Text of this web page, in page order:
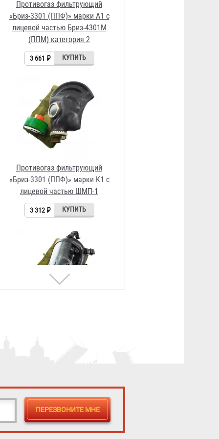
Противогаз фильтрующий
«Бриз-3301 (ППФ)» марки K1 с
лицевой частью ШМП-1
3 312 ₽
«Бриз-3301 (ППФ)» марки K1 с
лицевой частью Бриз-4301М
(ППМ) категория 2
3 841 ₽